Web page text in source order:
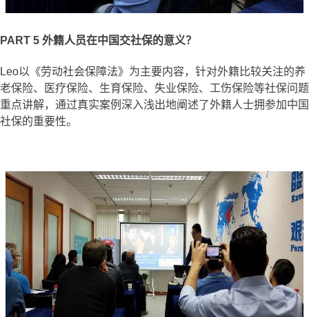
PART 5 外籍人员在中国交社保的意义？
Leo以《劳动社会保障法》为主要内容，针对外籍比较关注的养
老保险、医疗保险、生育保险、失业保险、工伤保险等社保问题
重点讲解，通过真实案例深入浅出地阐述了外籍人士拥参加中国
社保的重要性。